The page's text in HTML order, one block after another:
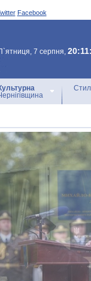
Facebook
7 серпня,